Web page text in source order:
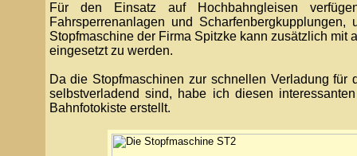
Für den Einsatz auf Hochbahngleisen
Fahrsperrenanlagen und
Stopfmaschine der Firma Spitzke kann zusätzlich
eingesetzt zu werden.
Da die Stopfmaschinen zur schnellen Verladung
selbstverladend sind, habe ich diesen
Bahnfotokiste erstellt.